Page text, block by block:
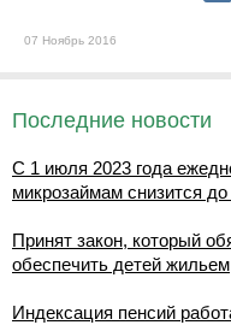
07 Ноябрь 2016
Последние новости
С 1 июля 2023 года
микрозаймам снизится
Принят закон, который
обеспечить детей жильем
Индексация пенсий